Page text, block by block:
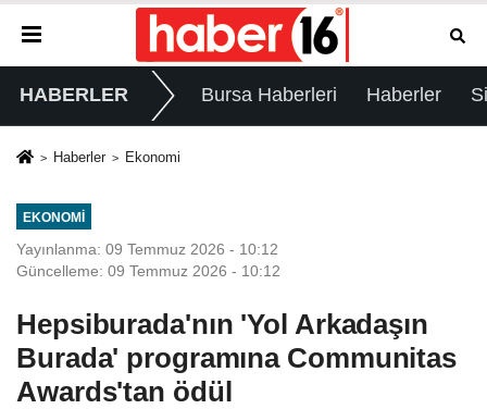
HABERLER Bursa Haberleri Haberler
Haberler Ekonomi
EKONOMI
Yayınlanma: 09 Temmuz 2026 - 10:12
Güncelleme: 09 Temmuz 2026 - 10:12
Hepsiburada'nın 'Yol Arkadaşın
Burada' programına Communitas
Awards'tan ödül